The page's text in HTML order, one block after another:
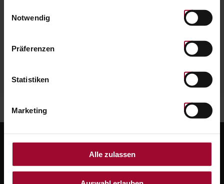
unsererDatenschutzerklärung
Notwendig
Präferenzen
Statistiken
Marketing
Alle zulassen